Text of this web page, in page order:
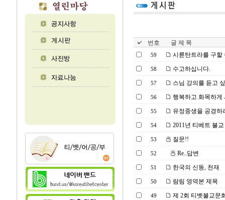
번호 글 제 목
59 시륜탄트라를 구할
58 수고하십니다.
57 스님 강의를 듣고
56 행복하고 화목하게
55 유정중생을 공경하
54 2011년 티베트 불
53 질문!!
52 Re..답변
51 한국의 신동, 천재
50 람림 영역본 제목
49 제 2회 티벳불교문